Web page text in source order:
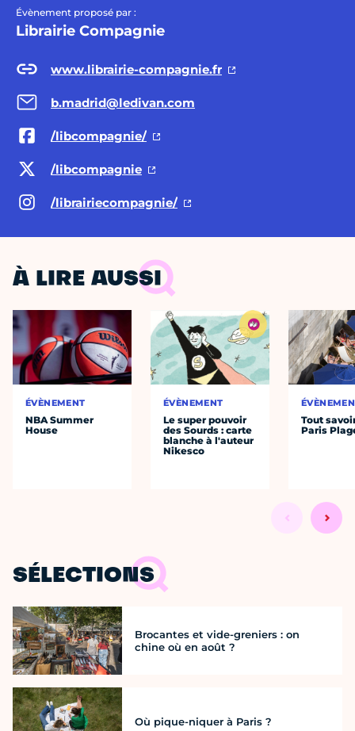
Évènement proposé par :
Librairie Compagnie
www.librairie-compagnie.fr
b.madrid@ledivan.com
/libcompagnie/
/libcompagnie
/librairiecompagnie/
À LIRE AUSSI
ÉVÈNEMENT
NBA Summer
House
ÉVÈNEMENT
Le super pouvoir
des Sourds : carte
blanche à l'auteur
Nikesco
Tout
Paris
SÉLECTIONS
Brocantes et vide-greniers : on
chine où en août ?
Où pique-niquer à Paris ?